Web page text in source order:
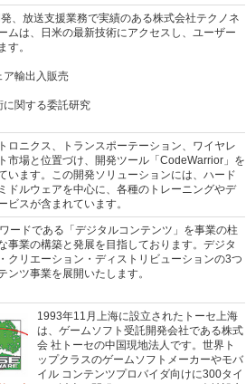
、放送支援業務で実績のある株式会社テクノネ
ムは、日米の最新技術にアクセスし、ユーザー
す。
ア輸出入販売
に関する委託研究
ロニクス、トランスポーテーション、ワイヤレ
市場と位置づけ、開発ツール「CodeWarrior」を
います。この開発ソリューションには、ハード
ドルウェアを中心に、各種のトレーニングやデ
スが含まれています。
ードである「デジタルコンテンツ」を事業の柱
事業の構築と発展を目指しております。デジタ
クリエーション・ディストリビューションの3つ
ツ事業を展開いたします。
1993年11月上海に設立されたトーセ上海
は、ゲームソフト受託開発会社である株式
会 社トーセの中国現地法人です。世界ト
ップクラスのゲームソフトメーカーやモバ
イル コンテンツプロバイダ向けに300タイ